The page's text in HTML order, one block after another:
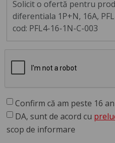
Confirm că am peste 16
DA, sunt de acord cu
scop de informare